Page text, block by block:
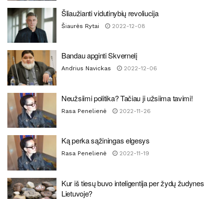
Šliaužianti vidutinybių revoliucija
Šiaurės Rytai 2022-12-08
Bandau apginti Skvernelį
Andrius Navickas 2022-12-06
Neužsiimi politika? Tačiau ji užsiima tavimi!
Rasa Penelienė 2022-11-26
Ką perka sąžiningas elgesys
Rasa Penelienė 2022-11-19
Kur iš tiesų buvo inteligentija per žydų žudynes
Lietuvoje?